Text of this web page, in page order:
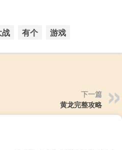
战 有个 游戏
下一篇
黄龙完整攻略